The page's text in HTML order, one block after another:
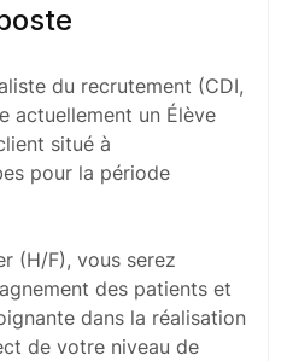
du recrutement (CDI,
actuellement un Élève
situé à
pour la période
(H/F), vous serez
des patients et
dans la réalisation
de votre niveau de